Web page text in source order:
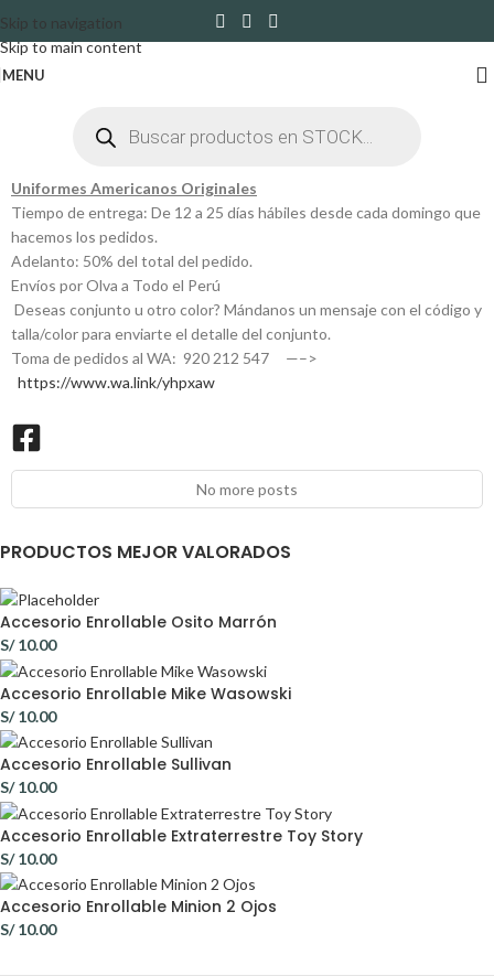
Skip to navigation
Skip to main content
MENU
Uniformes Americanos Originales
Tiempo de entrega: De 12 a 25 días hábiles desde cada domingo que
hacemos los pedidos.
Adelanto: 50% del total del pedido.
Envíos por Olva a Todo el Perú
Deseas conjunto u otro color? Mándanos un mensaje con el código y
talla/color para enviarte el detalle del conjunto.
Toma de pedidos al WA: 920 212 547 —–>
https://www.wa.link/yhpxaw
No more posts
PRODUCTOS MEJOR VALORADOS
Accesorio Enrollable Osito Marrón
S/10.00
Accesorio Enrollable Mike Wasowski
S/10.00
Accesorio Enrollable Sullivan
S/10.00
Accesorio Enrollable Extraterrestre Toy Story
S/10.00
Accesorio Enrollable Minion 2 Ojos
S/10.00